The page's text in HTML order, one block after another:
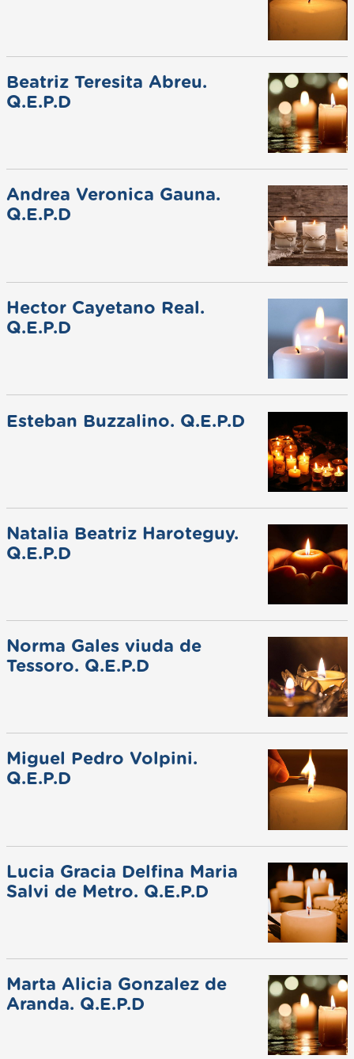
Beatriz Teresita Abreu.
Q.E.P.D
Andrea Veronica Gauna.
Q.E.P.D
Hector Cayetano Real.
Q.E.P.D
Esteban Buzzalino. Q.E.P.D
Natalia Beatriz Haroteguy.
Q.E.P.D
Norma Gales viuda de
Tessoro. Q.E.P.D
Miguel Pedro Volpini.
Q.E.P.D
Lucia Gracia Delfina Maria
Salvi de Metro. Q.E.P.D
Marta Alicia Gonzalez de
Aranda. Q.E.P.D